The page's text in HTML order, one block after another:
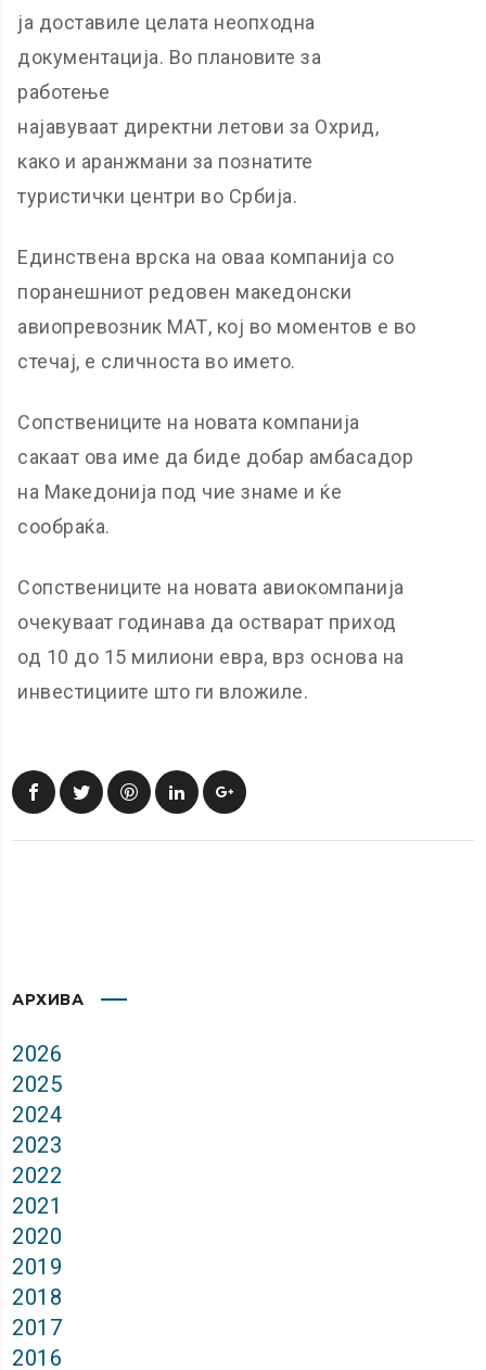
ја доставиле целата неопходна
документација. Во плановите за
работење
најавуваат директни летови за Охрид,
како и аранжмани за познатите
туристички центри во Србија.
Единствена врска на оваа компанија со
поранешниот редовен македонски
авиопревозник МАТ, кој во моментов е во
стечај, е сличноста во името.
Сопствениците на новата компанија
сакаат ова име да биде добар амбасадор
на Македонија под чие знаме и ќе
сообраќа.
Сопствениците на новата авиокомпанија
очекуваат годинава да остварат приход
од 10 до 15 милиони евра, врз основа на
инвестициите што ги вложиле.
АРХИВА
2026
2025
2024
2023
2022
2021
2020
2019
2018
2017
2016